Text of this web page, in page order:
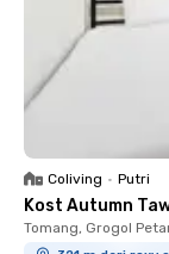
Coliving • Putri
Kost Autumn
Tomang, Grogol